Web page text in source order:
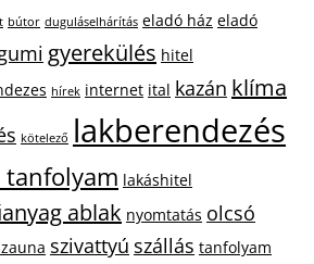
bútor duguláselhárítás eladó ház eladó
gyerekülés hitel
hírek internet ital kazán klíma
kötelező lakberendezés
tanfolyam lakáshitel
ablak nyomtatás olcsó
szivattyú szállás tanfolyam